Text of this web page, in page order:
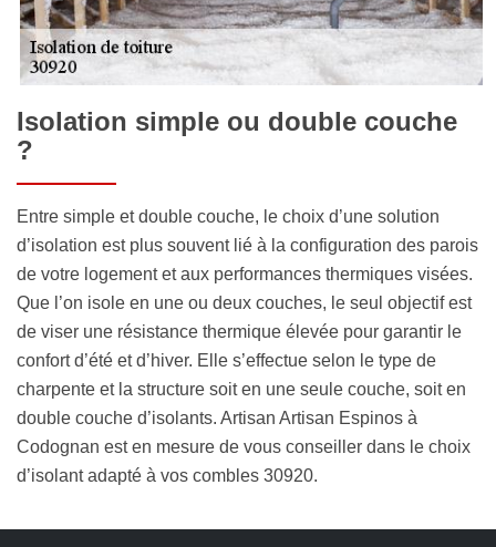
Isolation simple ou double couche
?
Entre simple et double couche, le choix d’une solution
d’isolation est plus souvent lié à la configuration des parois
de votre logement et aux performances thermiques visées.
Que l’on isole en une ou deux couches, le seul objectif est
de viser une résistance thermique élevée pour garantir le
confort d’été et d’hiver. Elle s’effectue selon le type de
charpente et la structure soit en une seule couche, soit en
double couche d’isolants. Artisan Artisan Espinos à
Codognan est en mesure de vous conseiller dans le choix
d’isolant adapté à vos combles 30920.